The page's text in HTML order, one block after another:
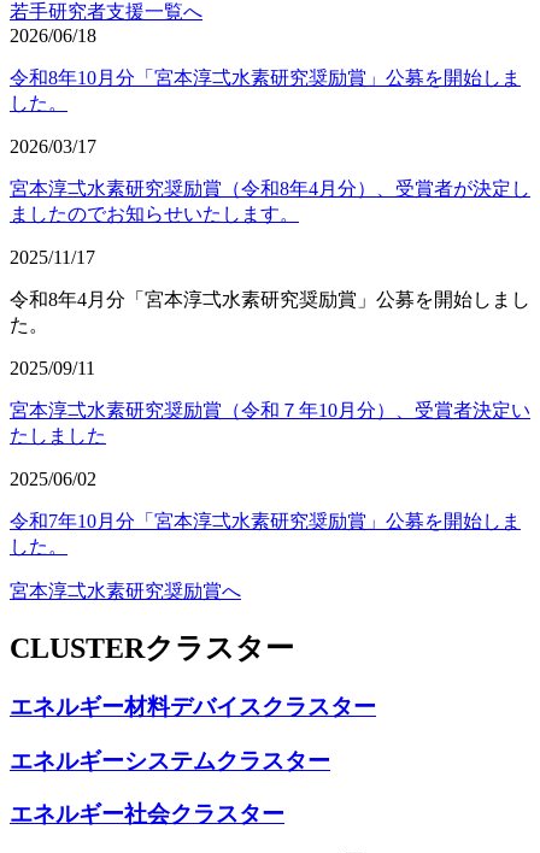
若手研究者支援一覧へ
2026/06/18
令和8年10月分「宮本淳弌水素研究奨励賞」公募を開始しま
した。
2026/03/17
宮本淳弌水素研究奨励賞（令和8年4月分）、受賞者が決定し
ましたのでお知らせいたします。
2025/11/17
令和8年4月分「宮本淳弌水素研究奨励賞」公募を開始しまし
た。
2025/09/11
宮本淳弌水素研究奨励賞（令和７年10月分）、受賞者決定い
たしました
2025/06/02
令和7年10月分「宮本淳弌水素研究奨励賞」公募を開始しま
した。
宮本淳弌水素研究奨励賞へ
CLUSTERクラスター
エネルギー材料デバイスクラスター
エネルギーシステムクラスター
エネルギー社会クラスター